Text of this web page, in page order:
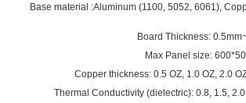
1. Base material :Aluminum (1100, 5052, 6061),